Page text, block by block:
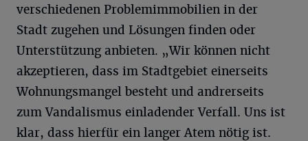
verschiedenen Problemimmobilien in der
Stadt zugehen und Lösungen finden oder
Unterstützung anbieten. „Wir können nicht
akzeptieren, dass im Stadtgebiet einerseits
Wohnungsmangel besteht und andrerseits
zum Vandalismus einladender Verfall. Uns ist
klar, dass hierfür ein langer Atem nötig ist.